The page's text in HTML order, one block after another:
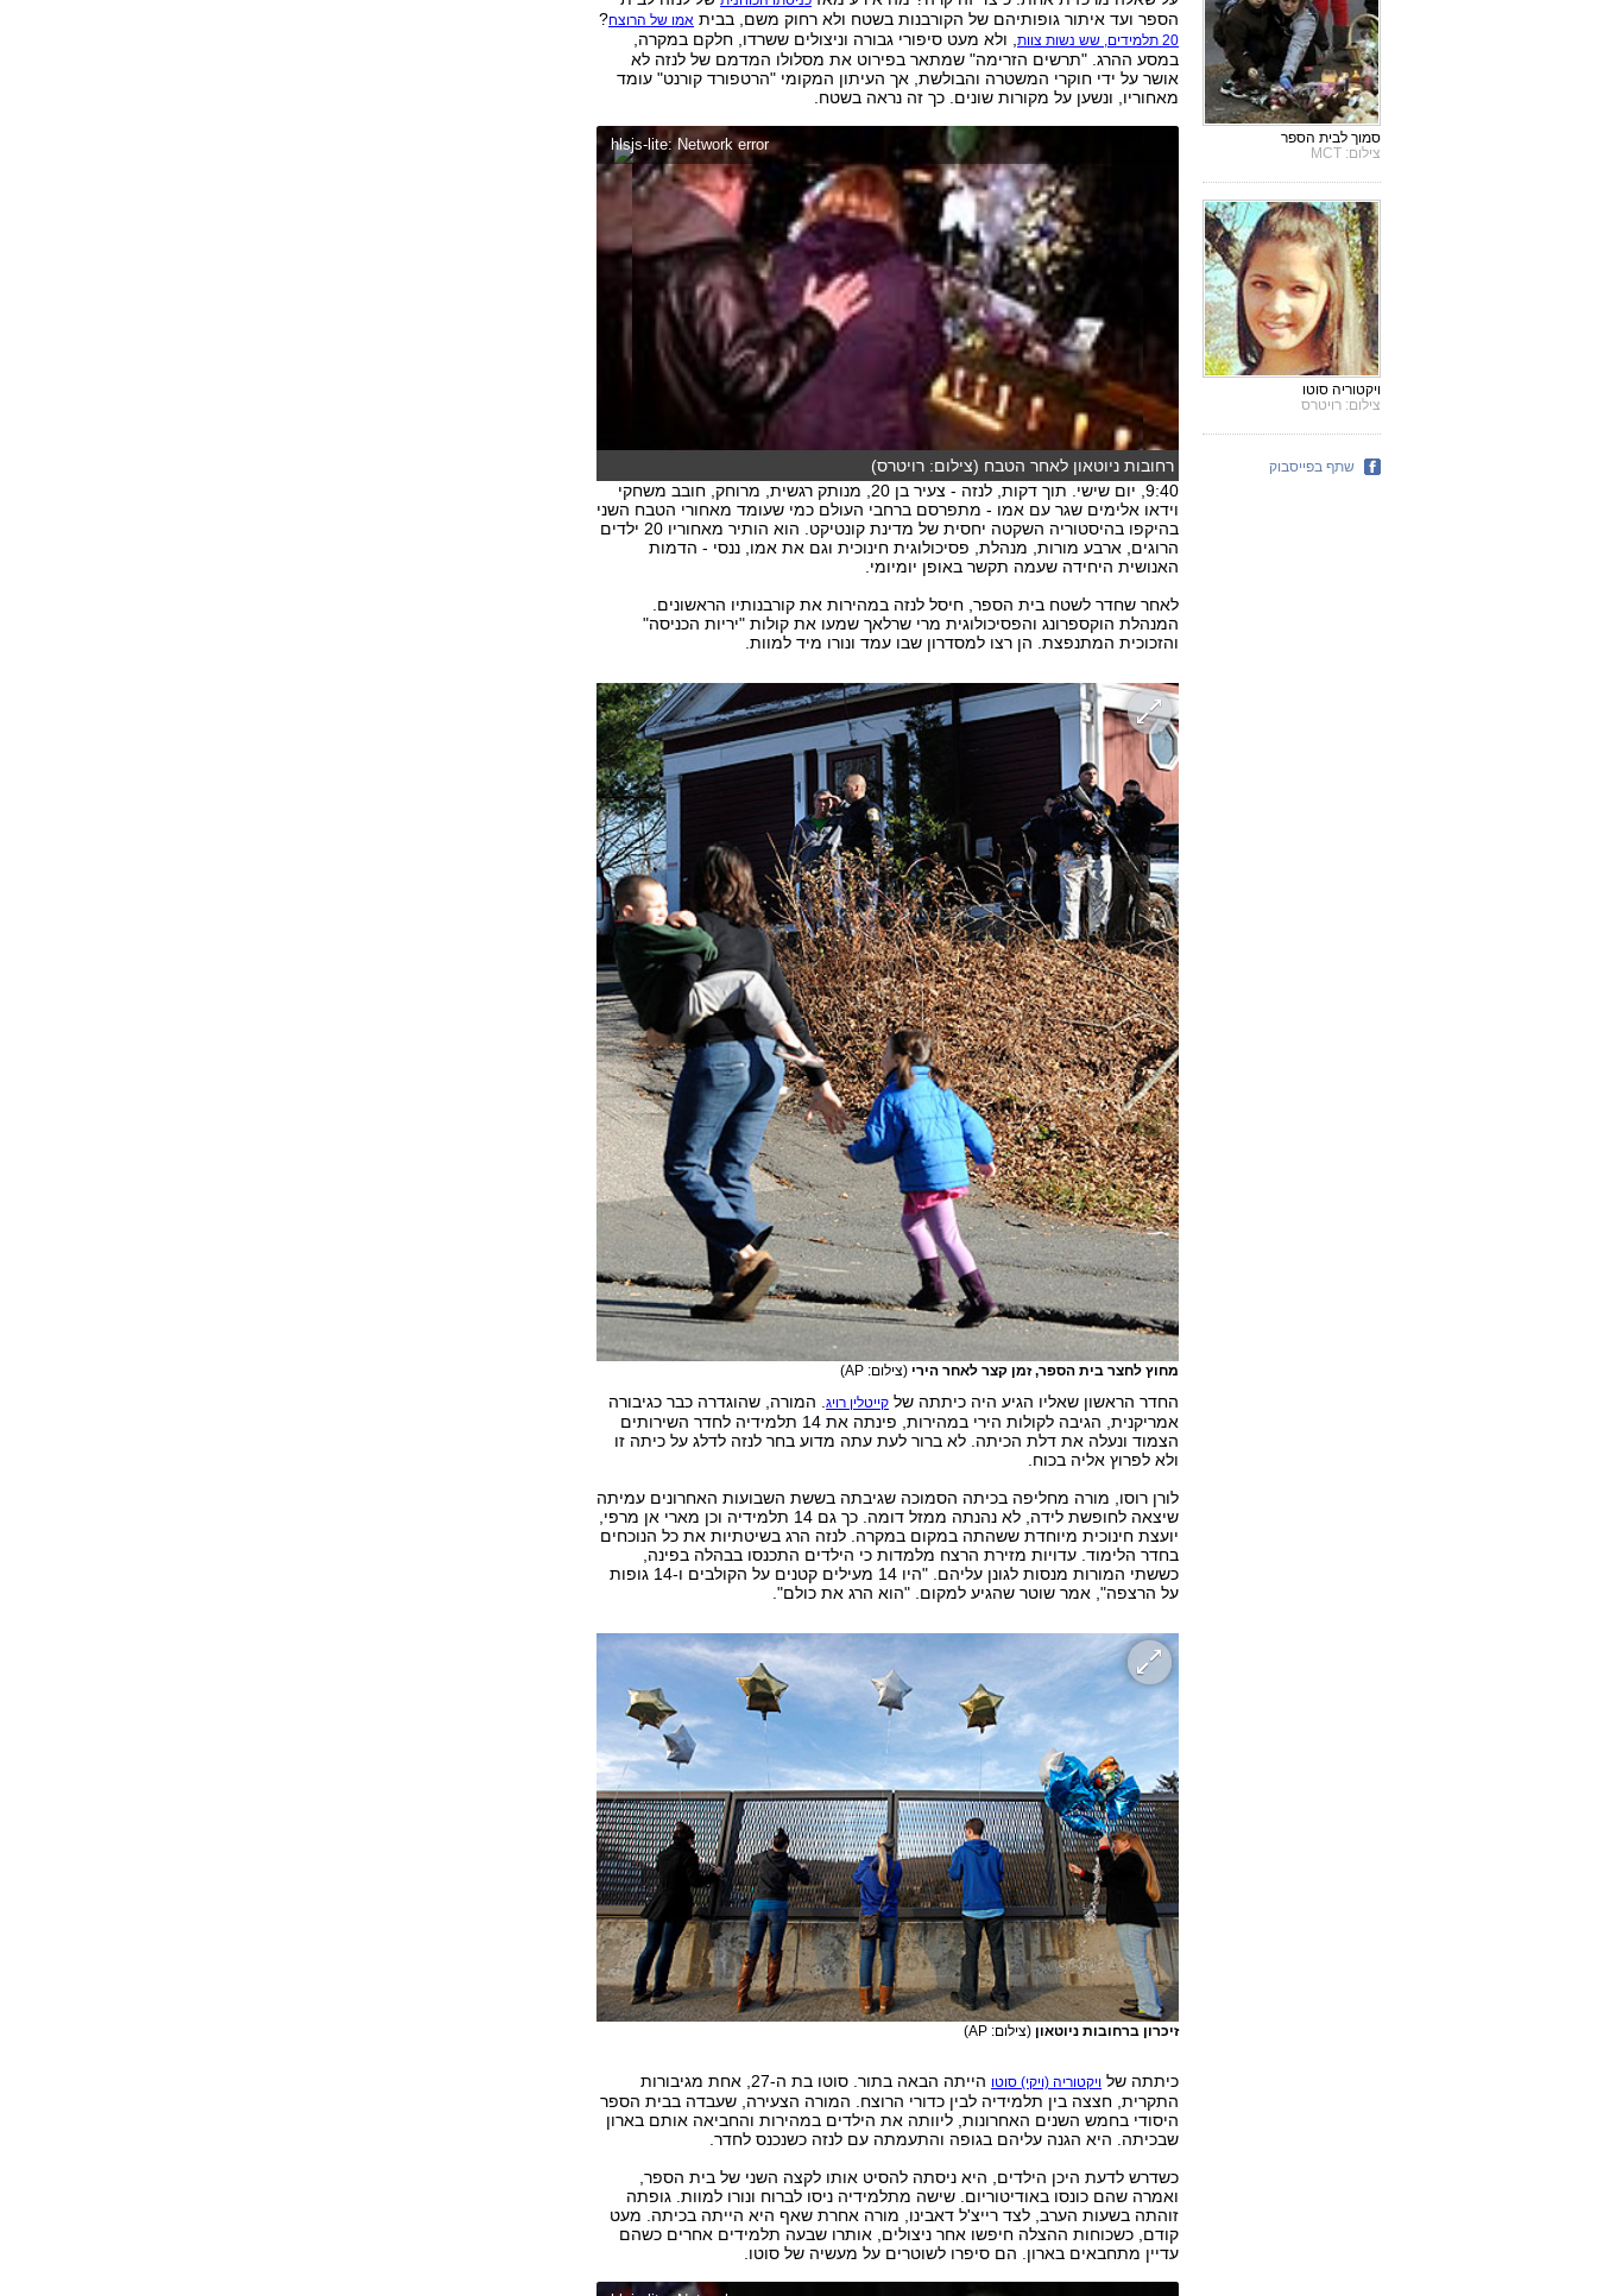
הספר ועד איתור גופותיהם של הקורבנות בשטח ולא רחוק משם, בבית אמו של הרוצח?
20 תלמידים, שש נשות צוות
, ולא מעט סיפורי גבורה וניצולים ששרדו, חלקם במקרה,
במסע ההרג. "תרשים הזרימה" שמתאר בפירוט את מסלולו המדמם של לנזה לא
אושר על ידי חוקרי המשטרה והבולשת, אך העיתון המקומי "הרטפורד קורנט" עומד
מאחוריו, ונשען על מקורות שונים. כך זה נראה בשטח.
hlsjs-lite: Network error
רחובות ניוטאון לאחר הטבח (צילום: רויטרס)
9:40, יום שישי. תוך דקות, לנזה - צעיר בן 20, מנותק רגשית, מרוחק, חובב משחקי
וידאו אלימים שגר עם אמו - מתפרסם ברחבי העולם כמי שעומד מאחורי הטבח השני
בהיקפו בהיסטוריה השקטה יחסית של מדינת קונטיקט. הוא הותיר מאחוריו 20 ילדים
הרוגים, ארבע מורות, מנהלת, פסיכולוגית חינוכית וגם את אמו, ננסי - הדמות
האנושית היחידה שעמה תקשר באופן יומיומי.
לאחר שחדר לשטח בית הספר, חיסל לנזה במהירות את קורבנותיו הראשונים.
המנהלת הוקספרונג והפסיכולוגית מרי שרלאך שמעו את קולות "יריות הכניסה"
והזכוכית המתנפצת. הן רצו למסדרון שבו עמד ונורו מיד למוות.
מחוץ לחצר בית הספר, זמן קצר לאחר הירי (צילום: AP)
החדר הראשון שאליו הגיע היה כיתתה של קייטלין רויג. המורה, שהוגדרה כבר כגיבורה
אמריקנית, הגיבה לקולות הירי במהירות, פינתה את 14 תלמידיה לחדר השירותים
הצמוד ונעלה את דלת הכיתה. לא ברור לעת עתה מדוע בחר לנזה לדלג על כיתה זו
ולא לפרוץ אליה בכוח.
לורן רוסו, מורה מחליפה בכיתה הסמוכה שגיבתה בששת השבועות האחרונים עמיתה
שיצאה לחופשת לידה, לא נהנתה ממזל דומה. כך גם 14 תלמידיה וכן מארי אן מרפי,
יועצת חינוכית מיוחדת ששהתה במקום במקרה. לנזה הרג בשיטתיות את כל הנוכחים
בחדר הלימוד. עדויות מזירת הרצח מלמדות כי הילדים התכנסו בבהלה בפינה,
כששתי המורות מנסות לגונן עליהם. "היו 14 מעילים קטנים על הקולבים ו-14 גופות
על הרצפה", אמר שוטר שהגיע למקום. "הוא הרג את כולם".
זיכרון ברחובות ניוטאון (צילום: AP)
כיתתה של ויקטוריה (ויקי) סוטו
הייתה הבאה בתור. סוטו בת ה-27, אחת מגיבורות
התקרית, חצצה בין תלמידיה לבין כדורי הרוצח. המורה הצעירה, שעבדה בבית הספר
היסודי בחמש השנים האחרונות, ליוותה את הילדים במהירות והחביאה אותם בארון
שבכיתה. היא הגנה עליהם בגופה והתעמתה עם לנזה כשנכנס לחדר.
כשדרש לדעת היכן הילדים, היא ניסתה להסיט אותו לקצה השני של בית הספר,
ואמרה שהם כונסו באודיטוריום. שישה מתלמידיה ניסו לברוח ונורו למוות. גופתה
זוהתה בשעות הערב, לצד רייצ'ל דאבינו, מורה אחרת שאף היא הייתה בכיתה. מעט
קודם, כשכוחות ההצלה חיפשו אחר ניצולים, אותרו שבעה תלמידים אחרים כשהם
עדיין מתחבאים בארון. הם סיפרו לשוטרים על מעשיה של סוטו.
סמוך לבית הספר
צילום: MCT
ויקטוריה סוטו
צילום: רויטרס
שתף בפייסבוק